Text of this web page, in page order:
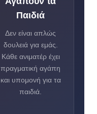
Παιδιά
Δεν είναι απλώς
δουλειά για εμάς.
Κάθε ανιματέρ έχει
πραγματική αγάπη
και υπομονή για τα
παιδιά.